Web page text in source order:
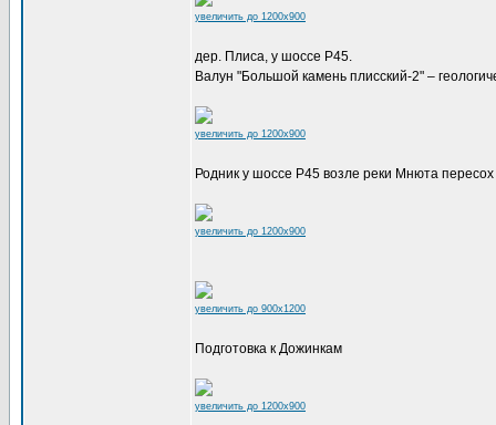
увеличить до 1200x900
дер. Плиса, у шоссе Р45.
Валун "Большой камень плисский-2" –
увеличить до 1200x900
Родник у шоссе Р45 возле реки Мнюта пересох
увеличить до 1200x900
увеличить до 900x1200
Подготовка к Дожинкам
увеличить до 1200x900